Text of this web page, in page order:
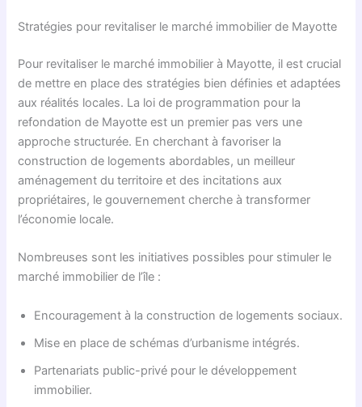
Stratégies pour revitaliser le marché immobilier de Mayotte
Pour revitaliser le marché immobilier à Mayotte, il est crucial
de mettre en place des stratégies bien définies et adaptées
aux réalités locales. La loi de programmation pour la
refondation de Mayotte est un premier pas vers une
approche structurée. En cherchant à favoriser la
construction de logements abordables, un meilleur
aménagement du territoire et des incitations aux
propriétaires, le gouvernement cherche à transformer
l’économie locale.
Nombreuses sont les initiatives possibles pour stimuler le
marché immobilier de l’île :
Encouragement à la construction de logements sociaux.
Mise en place de schémas d’urbanisme intégrés.
Partenariats public-privé pour le développement
immobilier.